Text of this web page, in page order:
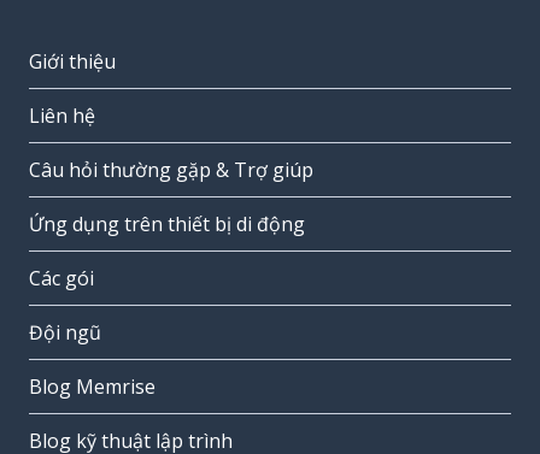
Giới thiệu
Liên hệ
Câu hỏi thường gặp & Trợ giúp
Ứng dụng trên thiết bị di động
Các gói
Đội ngũ
Blog Memrise
Blog kỹ thuật lập trình